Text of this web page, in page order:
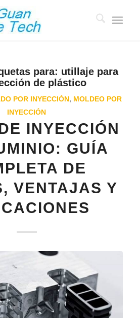
para: utillaje para
de plástico
POR INYECCIÓN, MOLDEO POR
INYECCIÓN
INYECCIÓN
GUÍA
DE
VENTAJAS Y